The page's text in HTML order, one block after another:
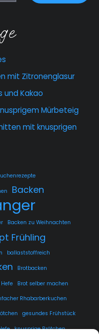
mit Zitronenglasur
und Kakao
Mürbeteig
mit knusprigen
Backen
Backen zu Weihnachten
Frühling
ballaststoffreich
Brotbacken
Brot selber machen
Rhabarberkuchen
gesundes Frühstück
knusprige Brötchen